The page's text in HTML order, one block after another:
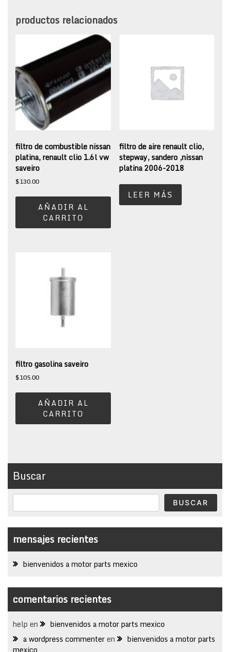
productos relacionados
filtro de combustible nissan
platina, renault clio 1.6l vw
saveiro
$130.00
AÑADIR AL
CARRITO
filtro de aire renault clio,
stepway, sandero ,nissan
platina 2006-2018
LEER MÁS
filtro gasolina saveiro
$105.00
AÑADIR AL
CARRITO
Buscar
BUSCAR
mensajes recientes
bienvenidos a motor parts mexico
comentarios recientes
help en
bienvenidos a motor parts mexico
a wordpress commenteren
bienvenidos a motor parts
mexico